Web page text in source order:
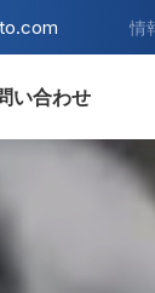
い合わせ